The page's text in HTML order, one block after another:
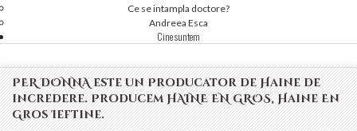
Ce se intampla doctore?
Andreea Esca
Cine suntem
PER DONNA este un Producator de Haine de
incredere. Producem HAINE EN GROS, Haine En
Gros Ieftine.